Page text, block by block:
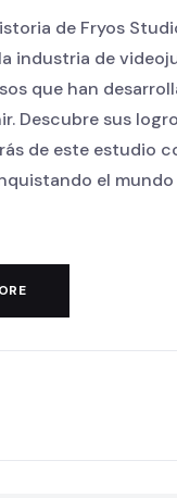
de Fryos
industria de
que han
Descubre sus
de este estudio
el mundo